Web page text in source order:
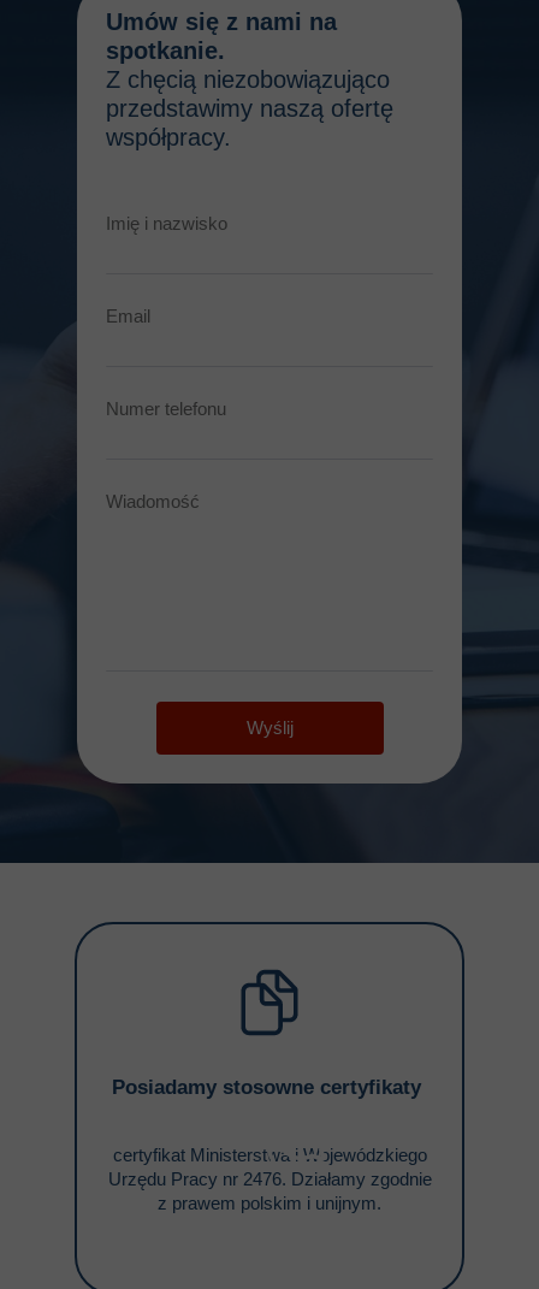
Umów się z nami na
spotkanie.
Z chęcią niezobowiązująco
przedstawimy naszą ofertę
współpracy.
Imię i nazwisko
Email
Numer telefonu
Wiadomość
Wyślij
certyfikat Ministerstwa i Wojewódzkiego
Urzędu Pracy nr 2476. Działamy zgodnie
z prawem polskim i unijnym.
Posiadamy stosowne certyfikaty